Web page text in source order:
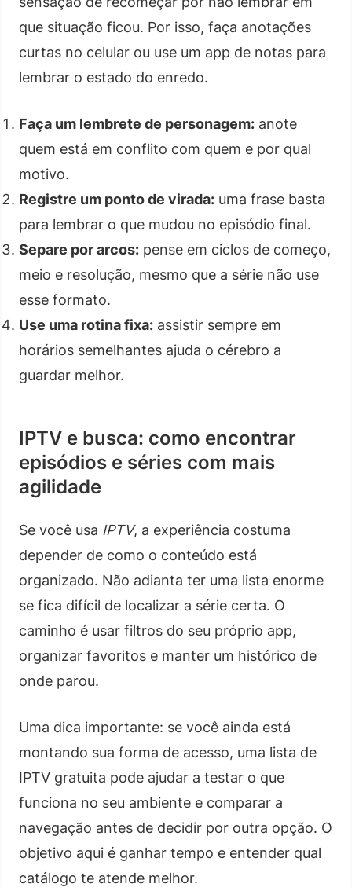
que situação ficou. Por isso, faça anotações
curtas no celular ou use um app de notas para
lembrar o estado do enredo.
Faça um lembrete de personagem: anote
quem está em conflito com quem e por qual
motivo.
Registre um ponto de virada: uma frase basta
para lembrar o que mudou no episódio final.
Separe por arcos: pense em ciclos de começo,
meio e resolução, mesmo que a série não use
esse formato.
Use uma rotina fixa: assistir sempre em
horários semelhantes ajuda o cérebro a
guardar melhor.
IPTV e busca: como encontrar
episódios e séries com mais
agilidade
Se você usa IPTV, a experiência costuma
depender de como o conteúdo está
organizado. Não adianta ter uma lista enorme
se fica difícil de localizar a série certa. O
caminho é usar filtros do seu próprio app,
organizar favoritos e manter um histórico de
onde parou.
Uma dica importante: se você ainda está
montando sua forma de acesso, uma lista de
IPTV gratuita pode ajudar a testar o que
funciona no seu ambiente e comparar a
navegação antes de decidir por outra opção. O
objetivo aqui é ganhar tempo e entender qual
catálogo te atende melhor.